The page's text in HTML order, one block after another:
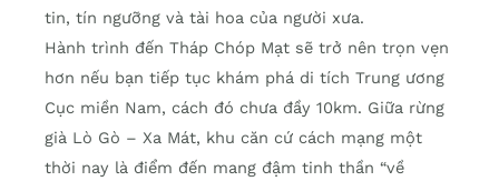
tin, tín ngưỡng và tài hoa của người xưa.
Hành trình đến Tháp Chóp Mạt sẽ trở nên trọn vẹn
hơn nếu bạn tiếp tục khám phá di tích Trung ương
Cục miền Nam, cách đó chưa đầy 10km. Giữa rừng
già Lò Gò – Xa Mát, khu căn cứ cách mạng một
thời nay là điểm đến mang đậm tinh thần “về